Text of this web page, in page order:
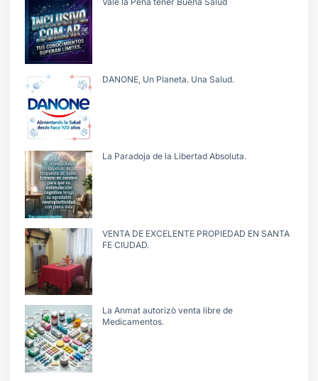
DANONE, Un Planeta. Una Salud.
La Paradoja de la Libertad Absoluta.
VENTA DE EXCELENTE PROPIEDAD EN SANTA
FE CIUDAD.
La Anmat autorizò venta libre de
Medicamentos.